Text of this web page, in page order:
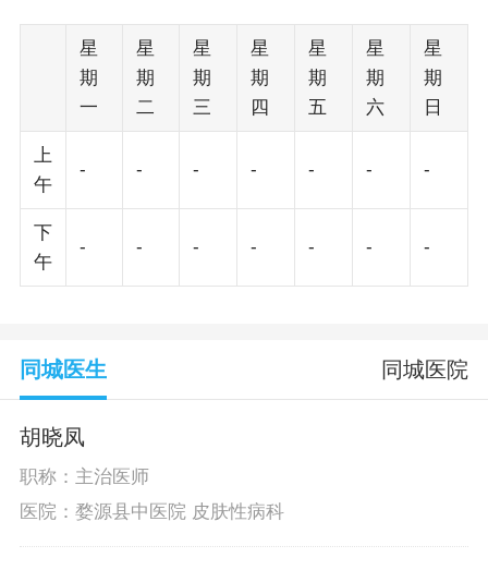
星
期
一
星
期
二
星
期
三
星
期
四
星
期
五
星
期
六
星
期
日
上
午
- - - - - - -
下
午
- - - - - - -
同城医生 同城医院
胡晓凤
职称：主治医师
医院：婺源县中医院 皮肤性病科